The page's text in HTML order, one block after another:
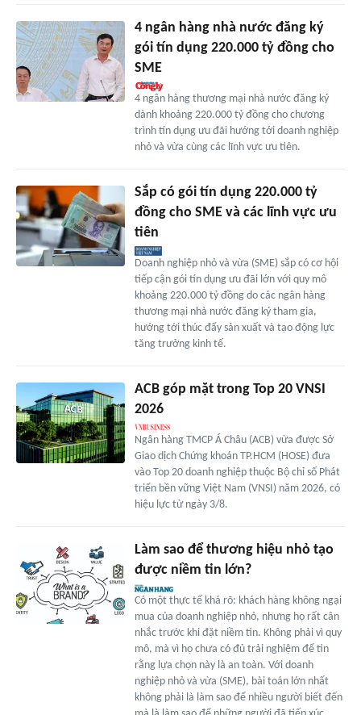
4 ngân hàng nhà nước đăng ký
gói tín dụng 220.000 tỷ đồng cho
SME
4 ngân hàng thương mại nhà nước đăng ký
dành khoảng 220.000 tỷ đồng cho chương
trình tín dụng ưu đãi hướng tới doanh nghiệp
nhỏ và vừa cùng các lĩnh vực ưu tiên.
Sắp có gói tín dụng 220.000 tỷ
đồng cho SME và các lĩnh vực ưu
tiên
Doanh nghiệp nhỏ và vừa (SME) sắp có cơ hội
tiếp cận gói tín dụng ưu đãi lớn với quy mô
khoảng 220.000 tỷ đồng do các ngân hàng
thương mại nhà nước đăng ký tham gia,
hướng tới thúc đẩy sản xuất và tạo động lực
tăng trưởng kinh tế.
ACB góp mặt trong Top 20 VNSI
2026
Ngân hàng TMCP Á Châu (ACB) vừa được Sở
Giao dịch Chứng khoán TP.HCM (HOSE) đưa
vào Top 20 doanh nghiệp thuộc Bộ chỉ số Phát
triển bền vững Việt Nam (VNSI) năm 2026, có
hiệu lực từ ngày 3/8.
Làm sao để thương hiệu nhỏ tạo
được niềm tin lớn?
Có một thực tế khá rõ: khách hàng không ngại
mua của doanh nghiệp nhỏ, nhưng họ rất cân
nhắc trước khi đặt niềm tin. Không phải vì quy
mô, mà vì họ chưa có đủ trải nghiệm để tin
rằng lựa chọn này là an toàn. Với doanh
nghiệp nhỏ và vừa (SME), bài toán lớn nhất
không phải là làm sao để nhiều người biết đến